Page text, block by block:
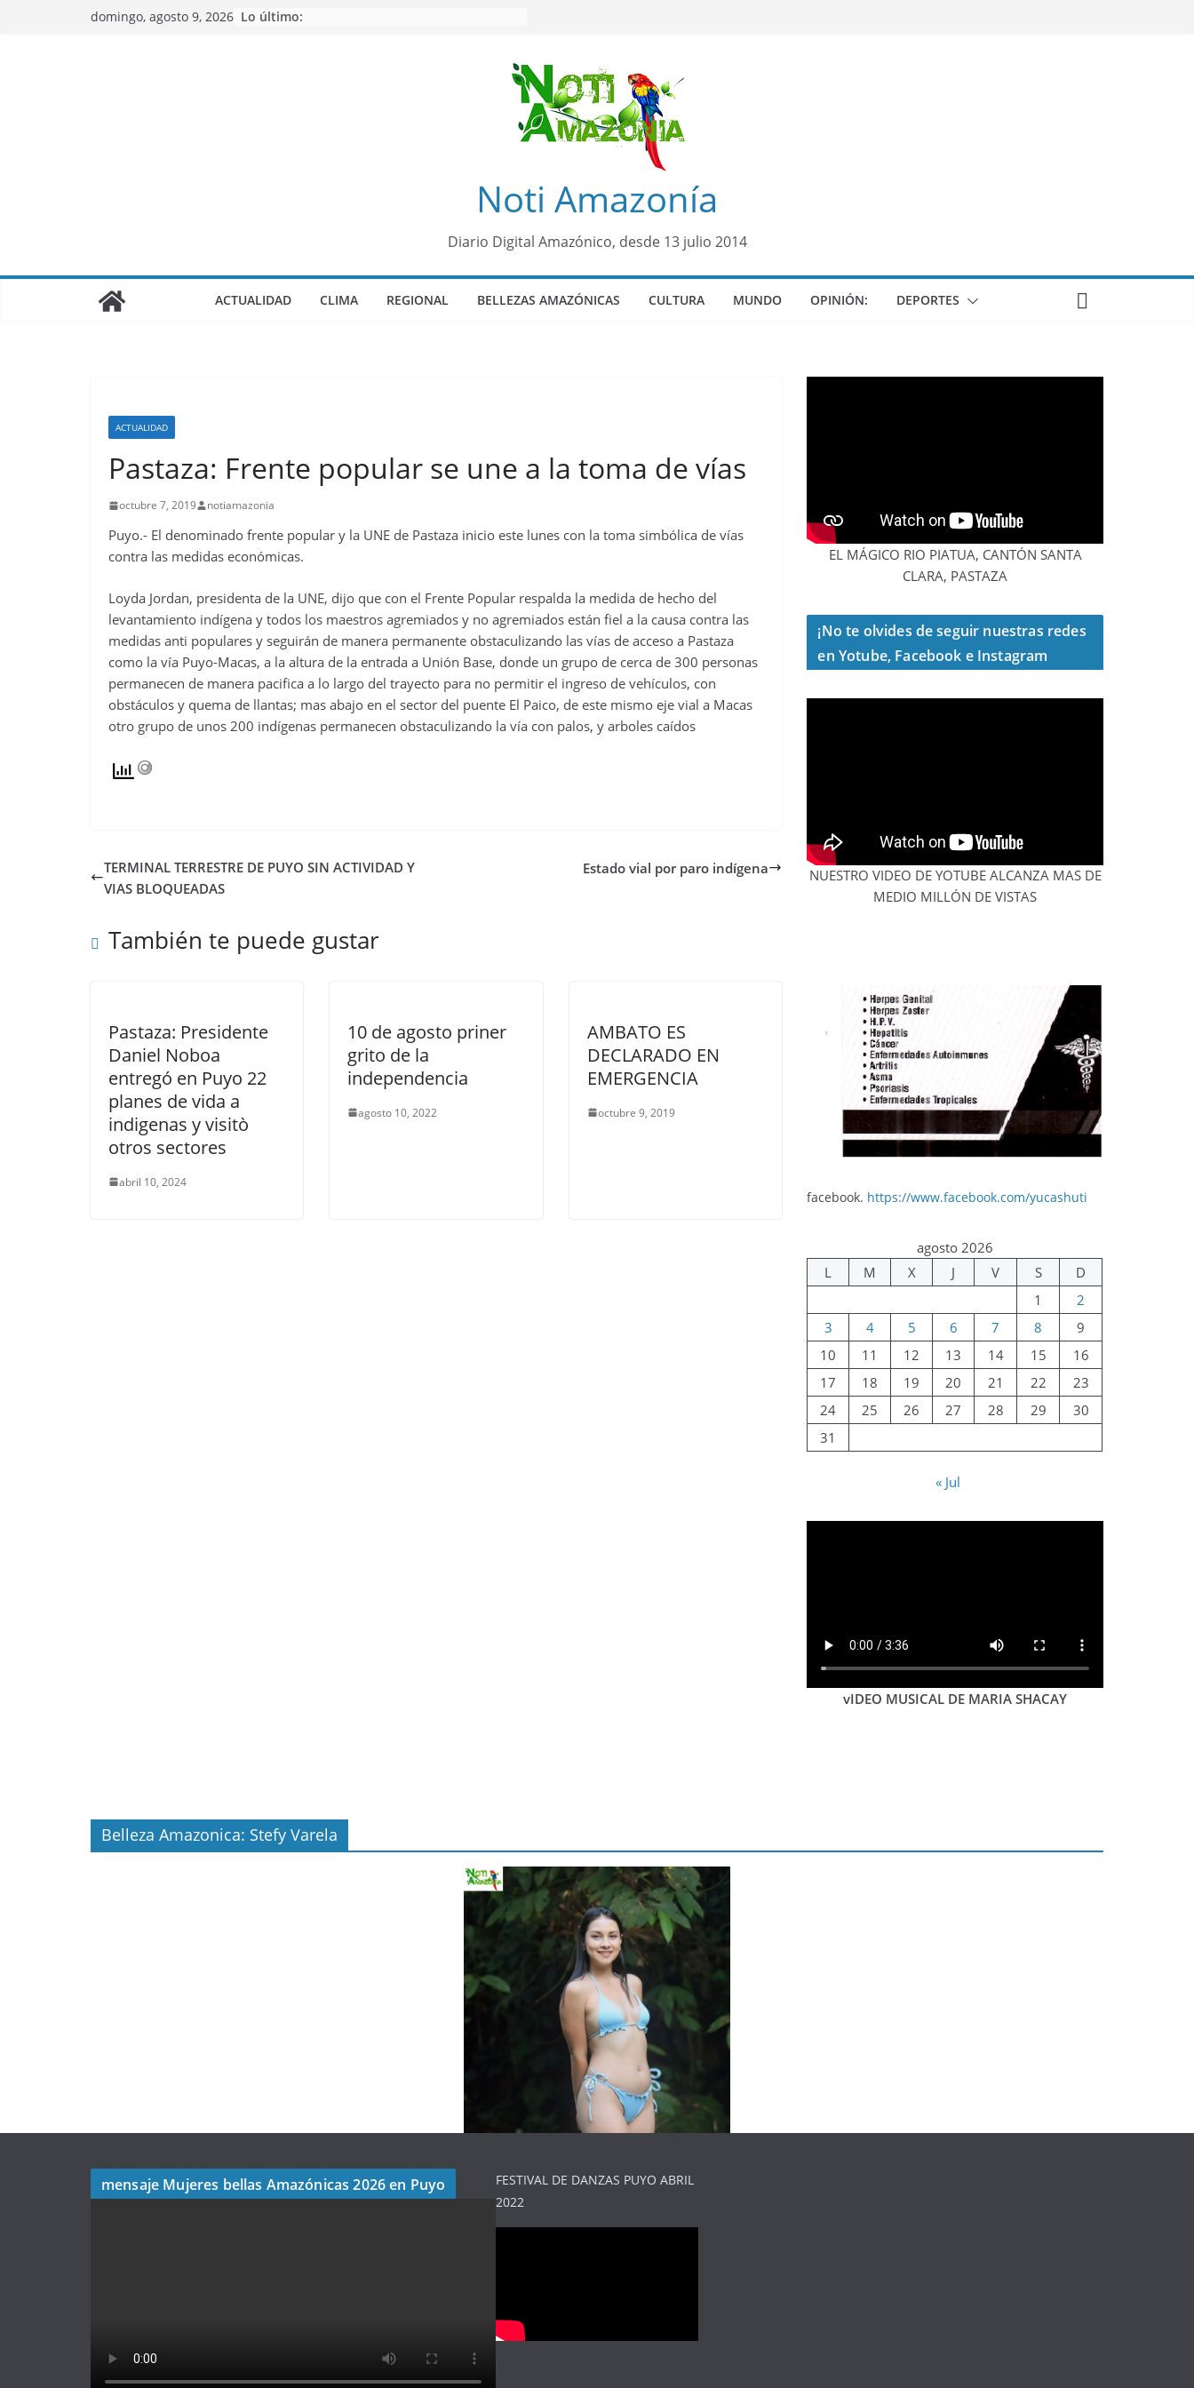
domingo, agosto 9, 2026 Lo último:
Noti Amazonía
Diario Digital Amazónico, desde 13 julio 2014
ACTUALIDAD CLIMA REGIONAL BELLEZAS AMAZÓNICAS CULTURA MUNDO OPINIÓN: DEPORTES
ACTUALIDAD
Pastaza: Frente popular se une a la toma de vías
octubre 7, 2019 notiamazonia
Puyo.- El denominado frente popular y la UNE de Pastaza inicio este lunes con la toma simbólica de vías
contra las medidas económicas.
Loyda Jordan, presidenta de la UNE, dijo que con el Frente Popular respalda la medida de hecho del
levantamiento indígena y todos los maestros agremiados y no agremiados están fiel a la causa contra las
medidas anti populares y seguirán de manera permanente obstaculizando las vías de acceso a Pastaza
como la vía Puyo-Macas, a la altura de la entrada a Unión Base, donde un grupo de cerca de 300 personas
permanecen de manera pacifica a lo largo del trayecto para no permitir el ingreso de vehículos, con
obstáculos y quema de llantas; mas abajo en el sector del puente El Paico, de este mismo eje vial a Macas
otro grupo de unos 200 indígenas permanecen obstaculizando la vía con palos, y arboles caídos
TERMINAL TERRESTRE DE PUYO SIN ACTIVIDAD Y
VIAS BLOQUEADAS
Estado vial por paro indígena
También te puede gustar
Pastaza: Presidente
Daniel Noboa
entregó en Puyo 22
planes de vida a
indigenas y visitò
otros sectores
abril 10, 2024
10 de agosto priner
grito de la
independencia
agosto 10, 2022
AMBATO ES
DECLARADO EN
EMERGENCIA
octubre 9, 2019
EL MÁGICO RIO PIATUA, CANTÓN SANTA
CLARA, PASTAZA
¡No te olvides de seguir nuestras redes
en Yotube, Facebook e Instagram
NUESTRO VIDEO DE YOTUBE ALCANZA MAS DE
MEDIO MILLÓN DE VISTAS
facebook. https://www.facebook.com/yucashuti
agosto 2026
L
M X J V S
D
1
2
3
4 5 6 7 8
9
10
11 12 13 14 15
16
17
18 19 20 21 22
23
24
25 26 27 28 29
30
31
« Jul
vIDEO MUSICAL DE MARIA SHACAY
Belleza Amazonica: Stefy Varela
mensaje Mujeres bellas Amazónicas 2026 en Puyo
FESTIVAL DE DANZAS PUYO ABRIL
2022